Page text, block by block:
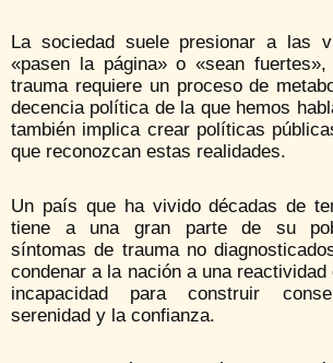
La sociedad suele presionar a las
«pasen la página» o «sean fuertes»,
trauma requiere un proceso de
decencia política de la que hemos
también implica crear políticas
que reconozcan estas realidades.
Un país que ha vivido décadas de
tiene a una gran parte de su
síntomas de trauma no
condenar a la nación a una
incapacidad para construir
serenidad y la confianza.